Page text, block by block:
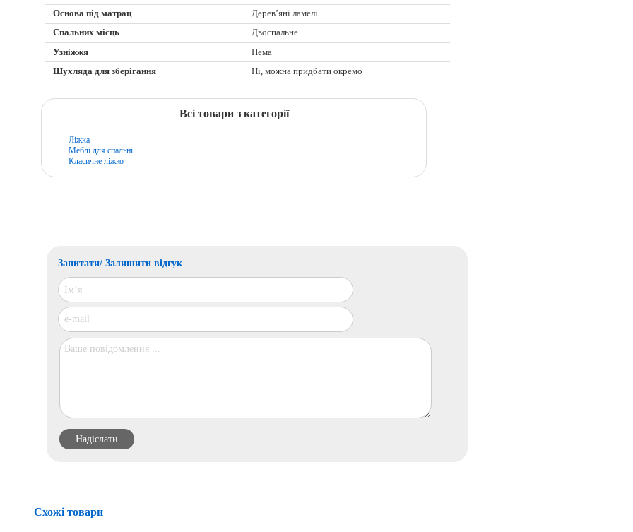
Основа під матрац
Дерев’яні ламелі
Спальних місць
Двоспальне
Узніжжя
Нема
Шухляда для зберігання
Ні, можна придбати окремо
Всі товари з категорії
Ліжка
Меблі для спальні
Класичне ліжко
Запитати/ Залишити відгук
Схожі товари